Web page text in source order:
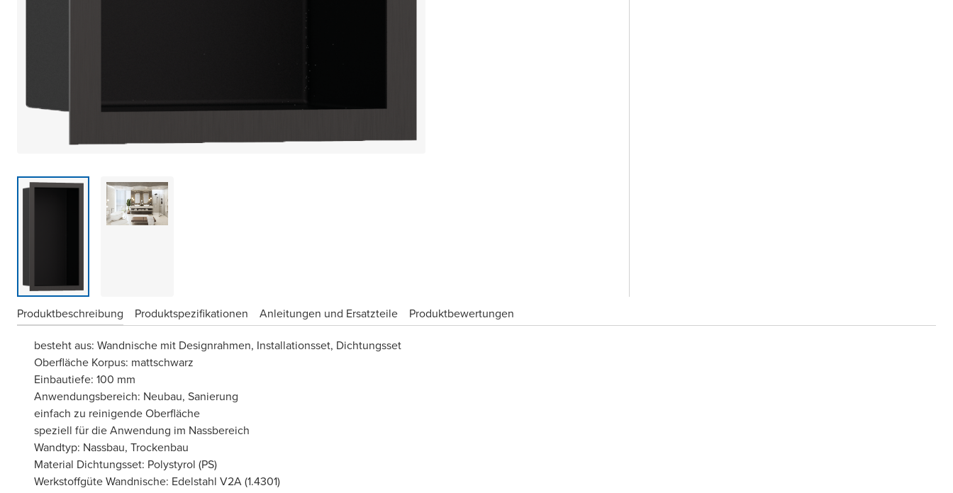
Produktbeschreibung Produktspezifikationen Anleitungen und Ersatzteile
Produktbewertungen
besteht aus: Wandnische mit Designrahmen, Installationsset, Dichtungsset
Oberfläche Korpus: mattschwarz
Einbautiefe: 100 mm
Anwendungsbereich: Neubau, Sanierung
einfach zu reinigende Oberfläche
speziell für die Anwendung im Nassbereich
Wandtyp: Nassbau, Trockenbau
Material Dichtungsset: Polystyrol (PS)
Werkstoffgüte Wandnische: Edelstahl V2A (1.4301)